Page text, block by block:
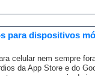
para dispositivos
celular nem sempre
da App Store e do